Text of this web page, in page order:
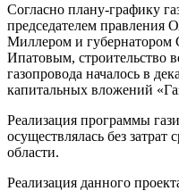
Согласно плану-графику
председателем правления
Миллером и губернатором
Ипатовым, строительство
газопровода началось в
капитальных вложений
Реализация программы
осуществлялась без затрат
области.
Реализация данного